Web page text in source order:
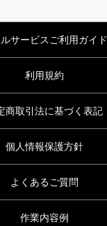
ルサービスご利用ガイド
利用規約
商取引法に基づく表記
個人情報保護方針
よくあるご質問
作業内容例